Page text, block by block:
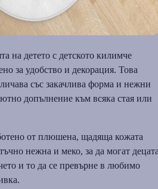
на детето с детското килимче
за удобство и декорация. Това
със закачлива форма и нежни
допълнение към всяка стая или
от плюшена, щадяща кожата
нежна и меко, за да могат
и то да се превърне в любимо